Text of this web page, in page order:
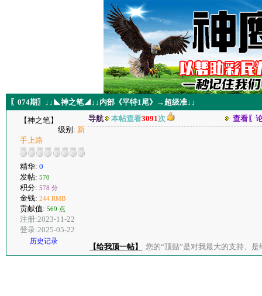
〖074期〗↓↓◣神之笔◢↓↓内部《平特1尾》→超级准↓↓
【神之笔】
级别: 新
手上路
精华: 0
发帖: 570
积分: 578 分
金钱: 244 RMB
贡献值: 569 点
注册:2023-11-22
登录:2025-05-22
历史记录
导航 本帖查看3091次 查看〖
【给我顶一帖】 您的“顶贴”是对我最大的支持、